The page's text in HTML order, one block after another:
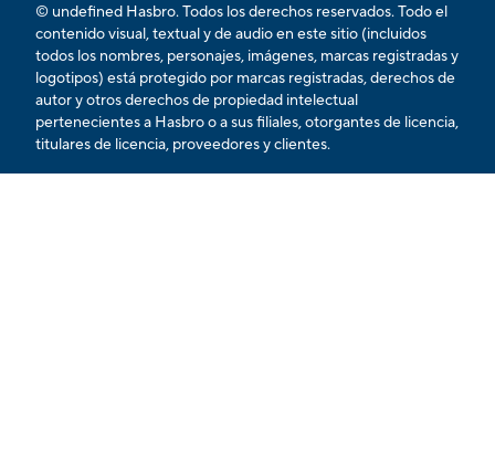
© undefined Hasbro. Todos los derechos reservados. Todo el
contenido visual, textual y de audio en este sitio (incluidos
todos los nombres, personajes, imágenes, marcas registradas y
logotipos) está protegido por marcas registradas, derechos de
autor y otros derechos de propiedad intelectual
pertenecientes a Hasbro o a sus filiales, otorgantes de licencia,
titulares de licencia, proveedores y clientes.